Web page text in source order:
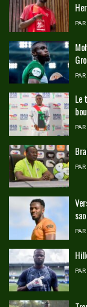
PAR
PAR
Le
PAR
PAR
PAR
PAR